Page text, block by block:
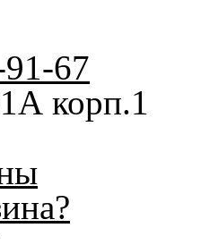
67
корп.1